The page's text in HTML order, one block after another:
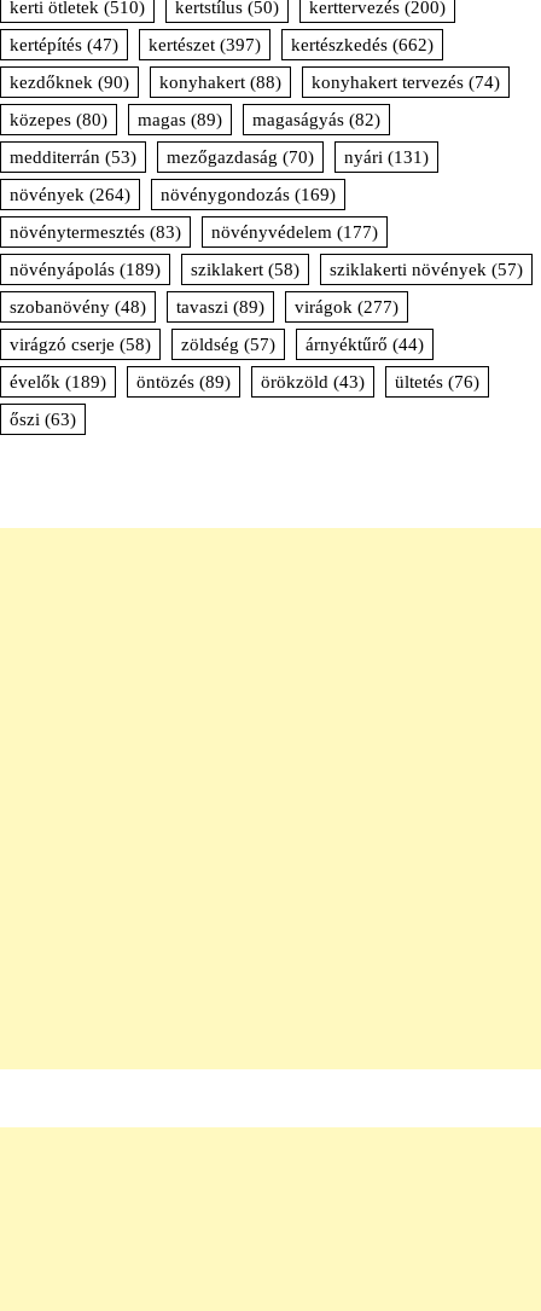
kerti ötletek (510) kertstílus (50) kerttervezés (200)
kertépítés (47) kertészet (397) kertészkedés (662)
kezdőknek (90) konyhakert (88) konyhakert tervezés (74)
közepes (80) magas (89) magaságyás (82)
medditerrán (53) mezőgazdaság (70) nyári (131)
növények (264) növénygondozás (169)
növénytermesztés (83) növényvédelem (177)
növényápolás (189) sziklakert (58) sziklakerti növények (57)
szobanövény (48) tavaszi (89) virágok (277)
virágzó cserje (58) zöldség (57) árnyéktűrő (44)
évelők (189) öntözés (89) örökzöld (43) ültetés (76)
őszi (63)